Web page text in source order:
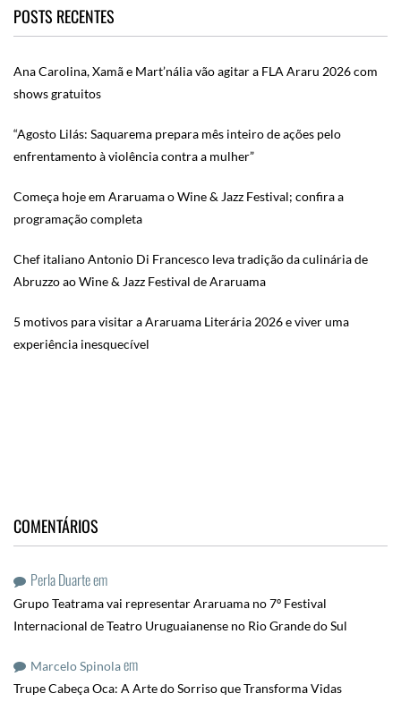
POSTS RECENTES
Ana Carolina, Xamã e Mart’nália vão agitar a FLA Araru 2026 com
shows gratuitos
“Agosto Lilás: Saquarema prepara mês inteiro de ações pelo
enfrentamento à violência contra a mulher”
Começa hoje em Araruama o Wine & Jazz Festival; confira a
programação completa
Chef italiano Antonio Di Francesco leva tradição da culinária de
Abruzzo ao Wine & Jazz Festival de Araruama
5 motivos para visitar a Araruama Literária 2026 e viver uma
experiência inesquecível
COMENTÁRIOS
Perla Duarteem
Grupo Teatrama vai representar Araruama no 7º Festival
Internacional de Teatro Uruguaianense no Rio Grande do Sul
Marcelo Spinolaem
Trupe Cabeça Oca: A Arte do Sorriso que Transforma Vidas